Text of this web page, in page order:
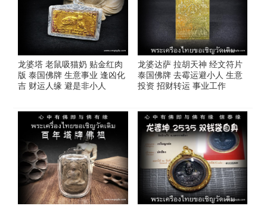
龙婆塔 老鼠吸猫奶 贴金红肉
版 泰国佛牌 生意事业 逢凶化
吉 财运人缘 避是非小人
龙婆达萨 拉胡天神 经文符片
泰国佛牌 去霉运避小人 生意
投资 招财转运 事业工作